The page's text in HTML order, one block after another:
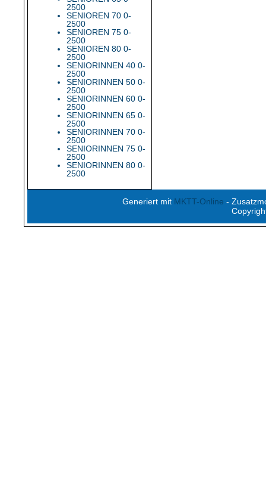
2500
SENIOREN 70 0-
2500
SENIOREN 75 0-
2500
SENIOREN 80 0-
2500
SENIORINNEN 40 0-
2500
SENIORINNEN 50 0-
2500
SENIORINNEN 60 0-
2500
SENIORINNEN 65 0-
2500
SENIORINNEN 70 0-
2500
SENIORINNEN 75 0-
2500
SENIORINNEN 80 0-
2500
Generiert mit MKTT-Online -